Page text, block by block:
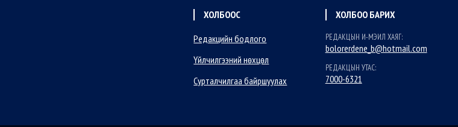
ХОЛБООС
Редакцийн бодлого
Үйлчилгээний нөхцөл
Сурталчилгаа байршуулах
ХОЛБОО БАРИХ
РЕДАКЦЫН И-МЭИЛ ХАЯГ:
bolorerdene_b@hotmail.com
РЕДАКЦЫН УТАС:
7000-6321